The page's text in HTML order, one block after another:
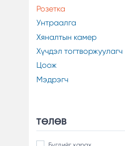
Розетка
Унтраалга
Хяналтын камер
Хүчдэл тогтворжуулагч
Цоож
Мэдрэгч
ТӨЛӨВ